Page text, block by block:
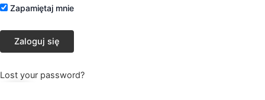
Zapamiętaj mnie
Lost your password?